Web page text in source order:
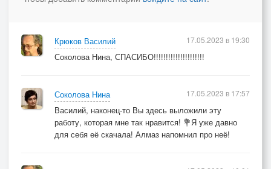
Крюков Василий
Соколова Нина, СПАСИБО!!!!!!!!!!!!!!!!!!!!!
17.05.2023 в 19:30
Соколова Нина
Василий, наконец-то Вы здесь выложили эту
работу, которая мне так нравится! 💐Я уже давно
для себя её скачала! Алмаз напомнил про неё!
17.05.2023 в 17:57